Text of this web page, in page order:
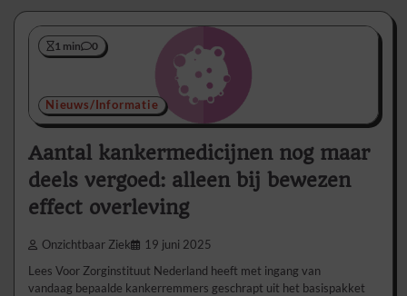
1 min 0
Nieuws/Informatie
Aantal kankermedicijnen nog maar
deels vergoed: alleen bij bewezen
effect overleving
Onzichtbaar Ziek 19 juni 2025
Lees Voor Zorginstituut Nederland heeft met ingang van
vandaag bepaalde kankerremmers geschrapt uit het basispakket